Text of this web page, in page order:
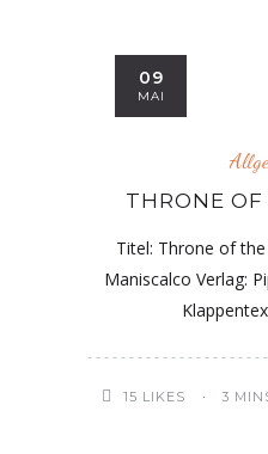
09
MAI
THRONE
Titel: Throne of
Maniscalco Verlag:
15 LIKES 3